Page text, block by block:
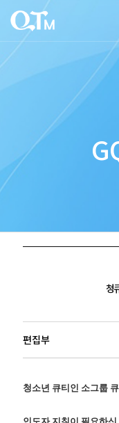
청
편집부
청소년 큐티인 소그룹
인도자 지침이 필요하